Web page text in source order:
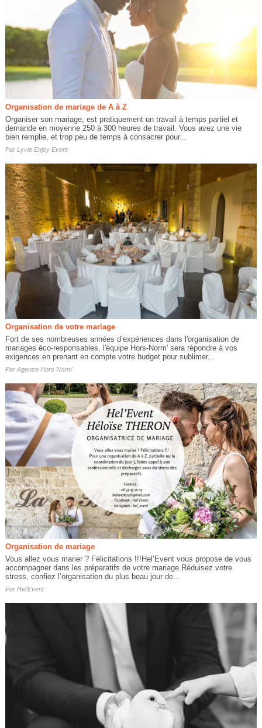
Organisation de mariage de A à Z
Organiser son mariage, est pratiquement un travail à temps partiel et
demande en moyenne 250 à 300 heures de travail. Vous avez une vie
bien remplie, et trop peu de temps à consacrer pour...
Par Lyvie Enjoy Event
Organisation de votre mariage
Fort de ses nombreuses années d’expériences dans l'organisation de
mariages éco-responsables, l'équipe Hors-Norm' sera répondre à vos
exigences en prenant en compte votre budget pour sublimer...
Par Agence Hors Norm'
Organisation de mariage
Vous allez vous marier ? Félicitations !!!Hel’Event vous propose de vous
accompagner dans les préparatifs de votre mariage.Réduisez votre
stress, confiez l’organisation du plus beau jour de...
Par Hel'Event